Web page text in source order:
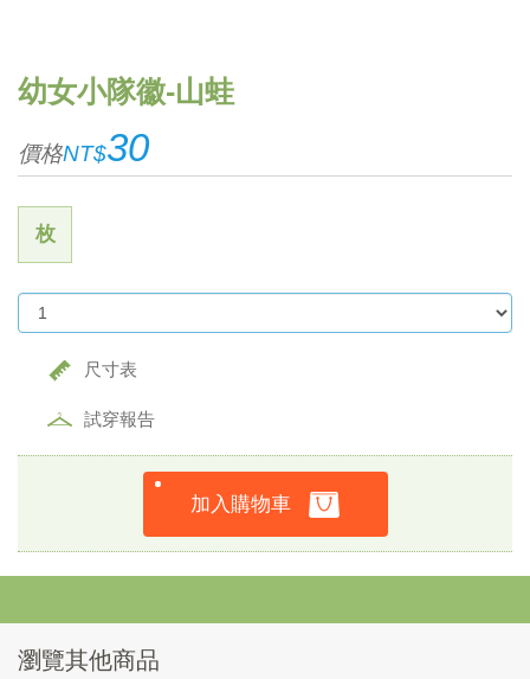
幼女小隊徽-山蛙
價格NT$30
枚
尺寸表
試穿報告
加入購物車
瀏覽其他商品